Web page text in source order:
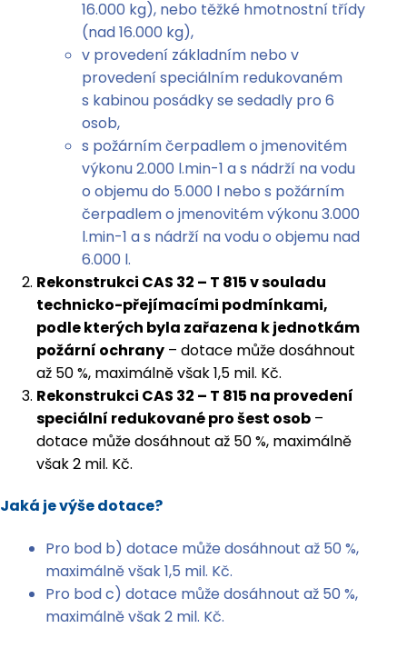
16.000 kg), nebo těžké hmotnostní třídy
(nad 16.000 kg),
v provedení základním nebo v
provedení speciálním redukovaném
s kabinou posádky se sedadly pro 6
osob,
s požárním čerpadlem o jmenovitém
výkonu 2.000 l.min-1 a s nádrží na vodu
o objemu do 5.000 l nebo s požárním
čerpadlem o jmenovitém výkonu 3.000
l.min-1 a s nádrží na vodu o objemu nad
6.000 l.
Rekonstrukci CAS 32 – T 815 v souladu
technicko-přejímacími podmínkami,
podle kterých byla zařazena k jednotkám
požární ochrany – dotace může dosáhnout
až 50 %, maximálně však 1,5 mil. Kč.
Rekonstrukci CAS 32 – T 815 na provedení
speciální redukované pro šest osob –
dotace může dosáhnout až 50 %, maximálně
však 2 mil. Kč.
Jaká je výše dotace?
Pro bod b) dotace může dosáhnout až 50 %,
maximálně však 1,5 mil. Kč.
Pro bod c) dotace může dosáhnout až 50 %,
maximálně však 2 mil. Kč.